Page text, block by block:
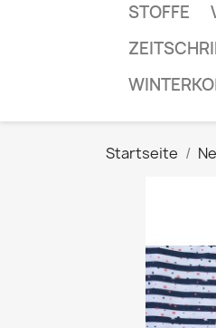
STOFFE
Startseite